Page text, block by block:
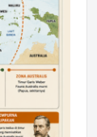
2 Dukung
Astra
2026